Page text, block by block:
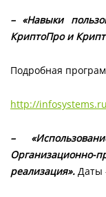
– «Навыки
КриптоПро и
Подробная
http://
–
реализация». Даты